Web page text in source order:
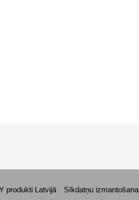
produkti Latvijā Sīkdatņu izmantošana